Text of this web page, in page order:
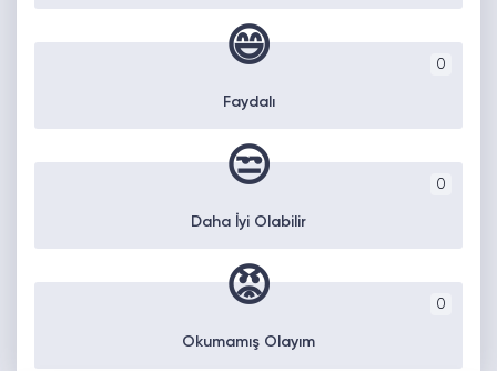
0
😄
Faydalı
0
😒
Daha İyi Olabilir
0
😡
Okumamış Olayım